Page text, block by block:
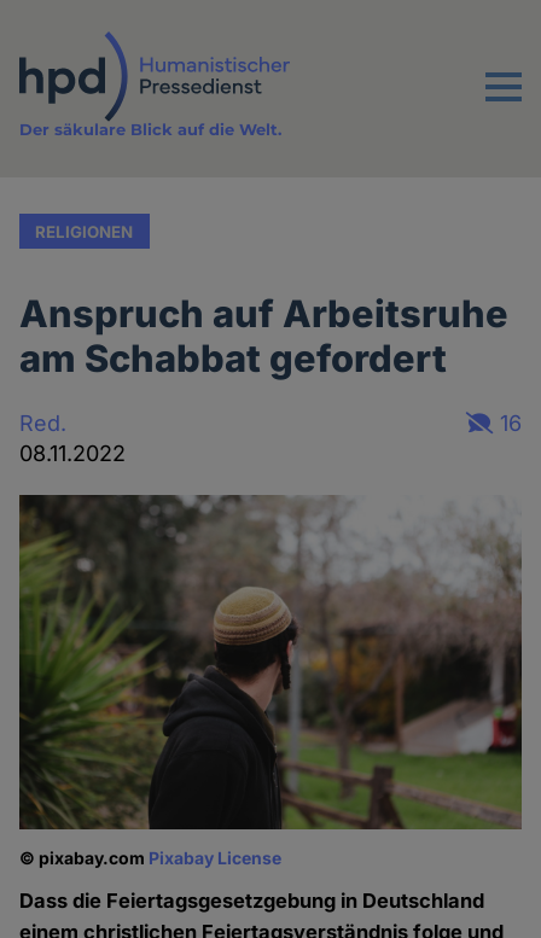
Inhalt
Menu
Der säkulare Blick auf die Welt.
RELIGIONEN
Anspruch auf Arbeitsruhe
am Schabbat gefordert
Red.
08.11.2022
16
© pixabay.com Pixabay License
Dass die Feiertagsgesetzgebung in Deutschland
einem christlichen Feiertagsverständnis folge und